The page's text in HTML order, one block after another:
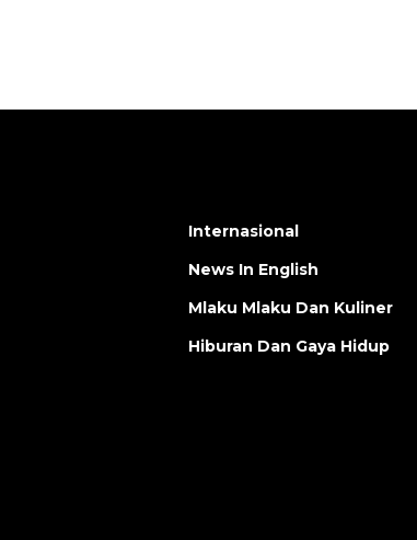
Internasional
News In English
Mlaku Mlaku Dan Kuliner
Hiburan Dan Gaya Hidup